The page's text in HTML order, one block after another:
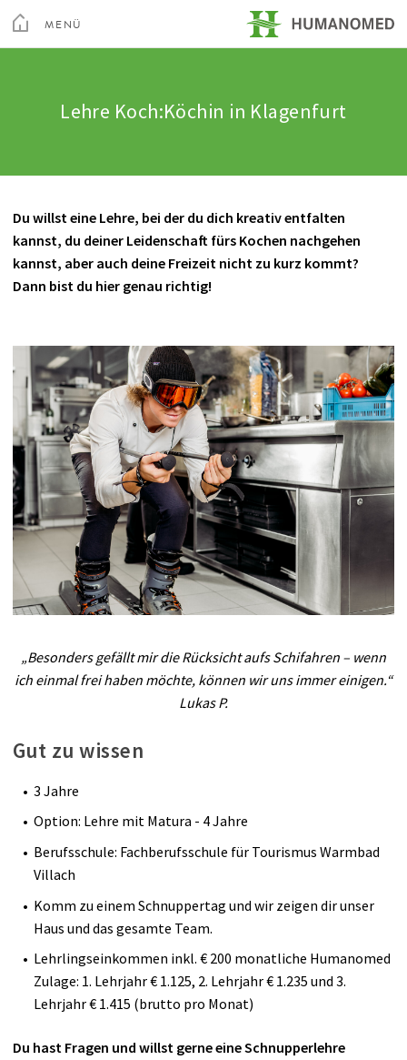
Menu
MENÜ
Privatklinik Maria Hilf
Lehre Koch:Köchin in Klagenfurt
Du willst eine Lehre, bei der du dich kreativ entfalten
kannst, du deiner Leidenschaft fürs Kochen nachgehen
kannst, aber auch deine Freizeit nicht zu kurz kommt?
Dann bist du hier genau richtig!
„Besonders gefällt mir die Rücksicht aufs Schifahren – wenn
ich einmal frei haben möchte, können wir uns immer einigen.“
Lukas P.
Gut zu wissen
3 Jahre
Option: Lehre mit Matura - 4 Jahre
Berufsschule: Fachberufsschule für Tourismus Warmbad
Villach
Komm zu einem Schnuppertag und wir zeigen dir unser
Haus und das gesamte Team.
Lehrlingseinkommen inkl. € 200 monatliche Humanomed
Zulage: 1. Lehrjahr € 1.125, 2. Lehrjahr € 1.235 und 3.
Lehrjahr € 1.415 (brutto pro Monat)
Du hast Fragen und willst gerne eine Schnupperlehre